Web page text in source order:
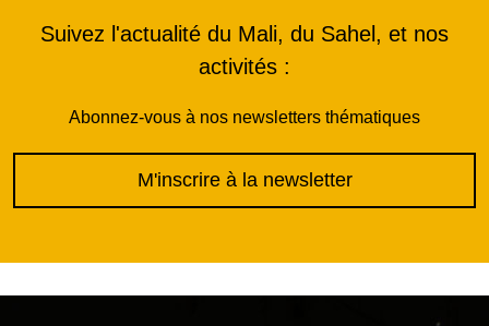
Suivez l'actualité du Mali, du Sahel, et nos
activités :
Abonnez-vous à nos newsletters thématiques
M'inscrire à la newsletter